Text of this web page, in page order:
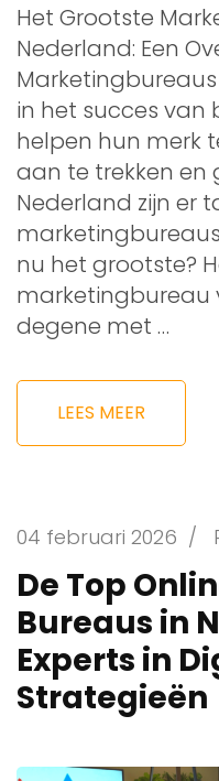
Het Grootste
Nederland: Een
in het succes van
helpen hun merk
aan te trekken en
Nederland zijn er
nu het grootste?
marketingbureau
degene met …
LEES MEER
04 februari 2026 /
De Top
Bureaus in
Experts in
Strategieën